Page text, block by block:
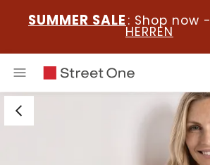
SUMMER SALE : Shop now -
HERREN